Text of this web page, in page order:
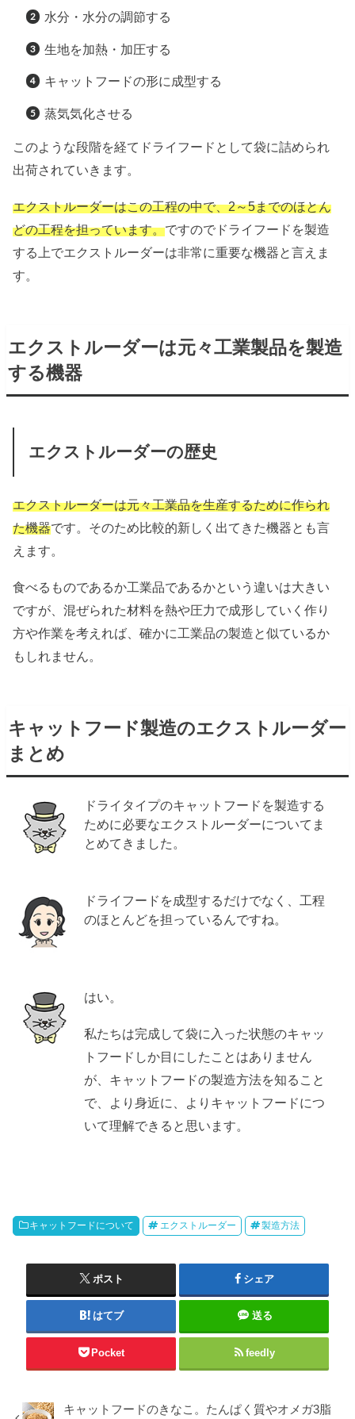
水分・水分の調節する
生地を加熱・加圧する
キャットフードの形に成型する
蒸気気化させる
このような段階を経てドライフードとして袋に詰められ
出荷されていきます。
エクストルーダーはこの工程の中で、2～5までのほとん
どの工程を担っています。ですのでドライフードを製造
する上でエクストルーダーは非常に重要な機器と言えま
す。
エクストルーダーは元々工業製品を製造
する機器
エクストルーダーの歴史
エクストルーダーは元々工業品を生産するために作られ
た機器です。そのため比較的新しく出てきた機器とも言
えます。
食べるものであるか工業品であるかという違いは大きい
ですが、混ぜられた材料を熱や圧力で成形していく作り
方や作業を考えれば、確かに工業品の製造と似ているか
もしれません。
キャットフード製造のエクストルーダー
まとめ
ドライタイプのキャットフードを製造する
ために必要なエクストルーダーについてま
とめてきました。
ドライフードを成型するだけでなく、工程
のほとんどを担っているんですね。
はい。
私たちは完成して袋に入った状態のキャッ
トフードしか目にしたことはありません
が、キャットフードの製造方法を知ること
で、より身近に、よりキャットフードにつ
いて理解できると思います。
キャットフードについて エクストルーダー 製造方法
ポスト シェア
はてブ 送る
Pocket feedly
キャットフードのきなこ。たんぱく質やオメガ3脂